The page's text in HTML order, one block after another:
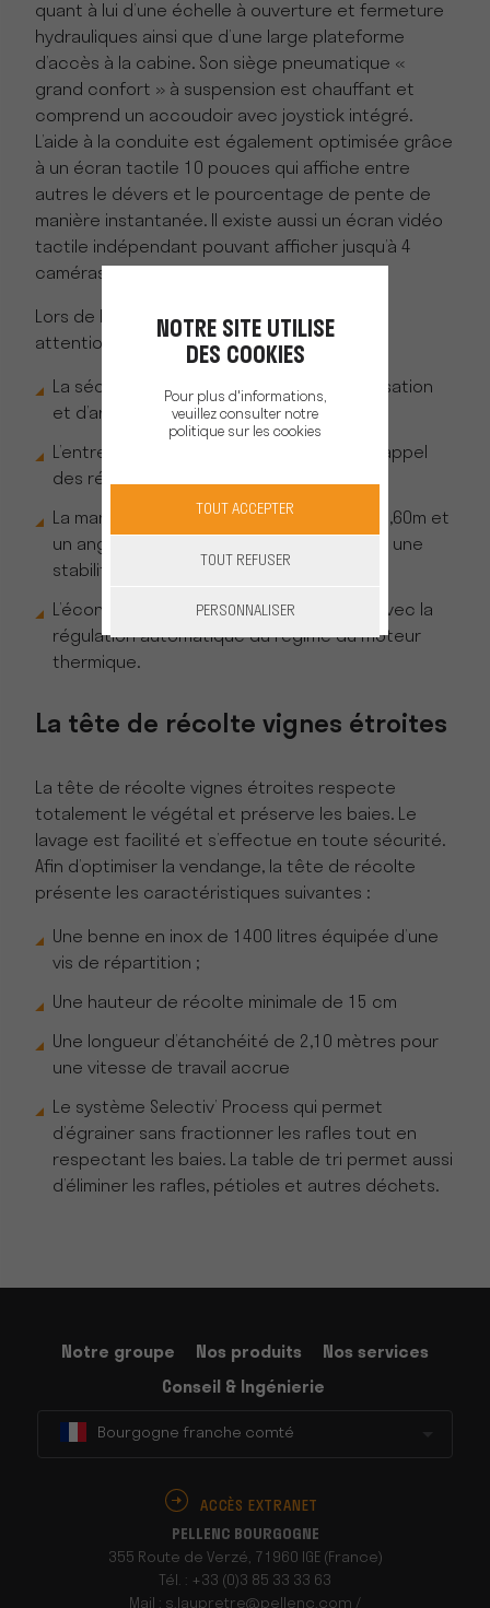
quant à lui d’une échelle à ouverture et fermeture
hydrauliques ainsi que d’une large plateforme
d’accès à la cabine. Son siège pneumatique «
grand confort » à suspension est chauffant et
comprend un accoudoir avec joystick intégré.
L’aide à la conduite est également optimisée grâce
à un écran tactile 10 pouces qui affiche entre
autres le dévers et le pourcentage de pente de
manière instantanée. Il existe aussi un écran vidéo
tactile indépendant pouvant afficher jusqu’à 4
caméras.
Lors de la conception de l’OPTIMUM 340, une
attention particulière a été portée à :
La sécurité avec un système de pressurisation
et d’arrêt d’urgence ;
L’entretien avec un accès facilité et un rappel
des révisions nécessaires ;
La maniabilité avec un empattement de 2,60m et
un angle de braquage de 85 degrés pour une
stabilité parfaite ;
L’économie de carburant (jusqu’à 43 %) avec la
régulation automatique du régime du moteur
thermique.
La tête de récolte vignes étroites
La tête de récolte vignes étroites respecte
totalement le végétal et préserve les baies. Le
lavage est facilité et s’effectue en toute sécurité.
Afin d’optimiser la vendange, la tête de récolte
présente les caractéristiques suivantes :
Une benne en inox de 1400 litres équipée d’une
vis de répartition ;
Une hauteur de récolte minimale de 15 cm
Une longueur d’étanchéité de 2,10 mètres pour
une vitesse de travail accrue
Le système Selectiv’ Process qui permet
d’égrainer sans fractionner les rafles tout en
respectant les baies. La table de tri permet aussi
d’éliminer les rafles, pétioles et autres déchets.
Notre groupe Nos produits
Nos services
Conseil & Ingénierie
Bourgogne franche comté
ACCÈS EXTRANET
PELLENC BOURGOGNE
355 Route de Verzé, 71960 IGE (France)
Tél. : +33 (0)3 85 33 33 63
Mail : s.laupretre@pellenc.com /
NOTRE SITE UTILISE
DES COOKIES
Pour plus d'informations,
veuillez consulter notre
politique sur les cookies
TOUT ACCEPTER
TOUT REFUSER
PERSONNALISER